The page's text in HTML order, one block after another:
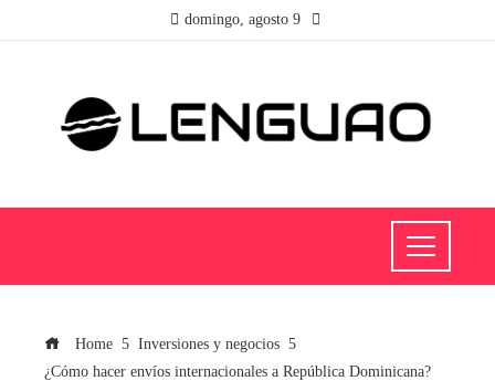
domingo, agosto 9
Home
Inversiones y negocios
¿Cómo hacer envíos internacionales a República Dominicana?